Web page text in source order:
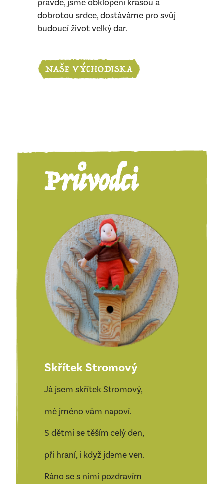
pravdě, jsme obklopeni krásou a
dobrotou srdce, dostáváme pro svůj
budoucí život velký dar.
NAŠE VÝCHODISKA
Průvodci
Skřítek Stromový
Já jsem skřítek Stromový,
mé jméno vám napoví.
S dětmi se těším celý den,
při hraní, i když jdeme ven.
Ráno se s nimi pozdravím